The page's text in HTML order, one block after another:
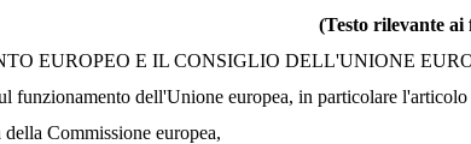
(Testo rilevante ai
EUROPEO E IL CONSIGLIO DELL'UNIONE
funzionamento dell'Unione europea, in particolare l'articolo
Commissione europea,